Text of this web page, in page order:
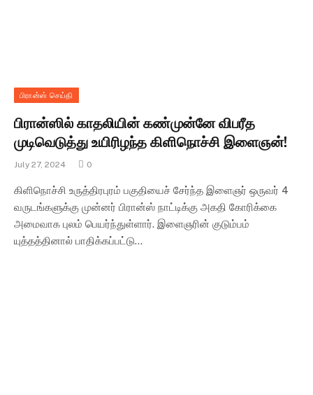
பிரான்ஸ் செய்தி
பிரான்ஸில் காதலியின் கண்முன்னே விபரீத
முடிவெடுத்து உயிரிழந்த கிளிநொச்சி இளைஞன்!
July 27, 2024 0
கிளிநொச்சி உருத்திரபுரம் பகுதியைச் சேர்ந்த இளைஞர் ஒருவர் 4
வருடங்களுக்கு முன்னர் பிரான்ஸ் நாட்டிக்கு அகதி கோரிக்கை
அமைவாக புலம் பெயர்ந்துள்ளார். இளைஞரின் குடும்பம்
யுத்தத்தினால் பாதிக்கப்பட்டு…